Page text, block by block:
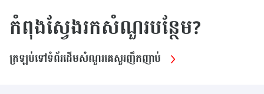
កំពុងស្វែងរកសំណួរបន្ថែម?
ត្រឡប់ទៅទំព័រដើមសំណួរគេសួរញឹកញាប់